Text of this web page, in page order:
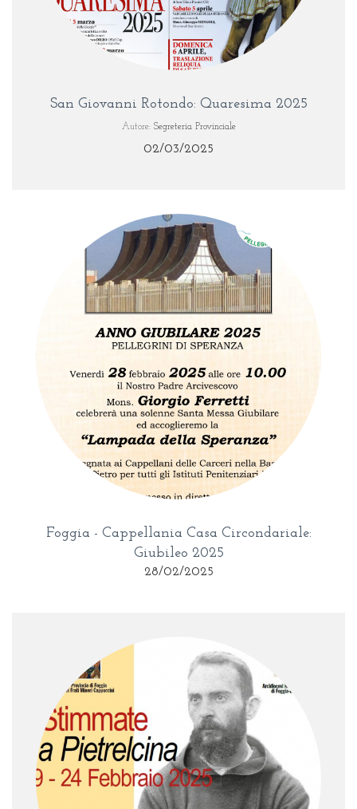
San Giovanni Rotondo: Quaresima 2025
Autore: Segreteria Provinciale
02/03/2025
Foggia - Cappellania Casa Circondariale:
Giubileo 2025
28/02/2025